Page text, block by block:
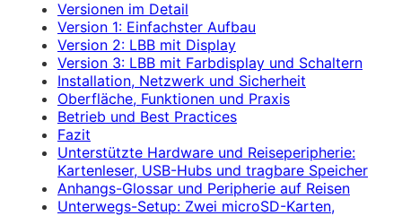
Versionen im Detail
Version 1: Einfachster Aufbau
Version 2: LBB mit Display
Version 3: LBB mit Farbdisplay und Schaltern
Installation, Netzwerk und Sicherheit
Oberfläche, Funktionen und Praxis
Betrieb und Best Practices
Fazit
Unterstützte Hardware und Reiseperipherie:
Kartenleser, USB-Hubs und tragbare Speicher
Anhangs-Glossar und Peripherie auf Reisen
Unterwegs-Setup: Zwei microSD-Karten,